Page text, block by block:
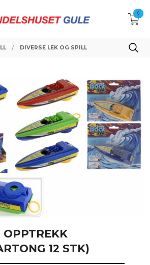
0
DIVERSE LEK OG SPILL
OPPTREKK
12 STK)